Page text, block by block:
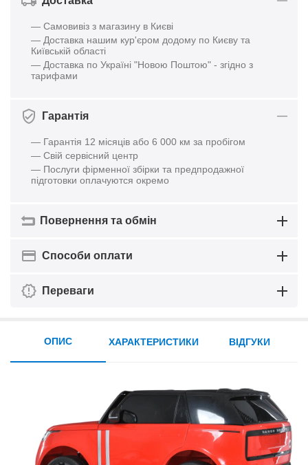
— Самовивіз з магазину в Києві
— Доставка нашим кур'єром додому по Києву та
Київській області
— Доставка по Україні "Новою Поштою" - згідно з
тарифами
Гарантія
— Гарантія 12 місяців або 6 000 км за пробігом
— Свій сервісний центр
— Послуги фірменної збірки та предпродажної
підготовки оплачуются окремо
Повернення та обмін
Способи оплати
Переваги
ОПИС ХАРАКТЕРИСТИКИ ВІДГУКИ